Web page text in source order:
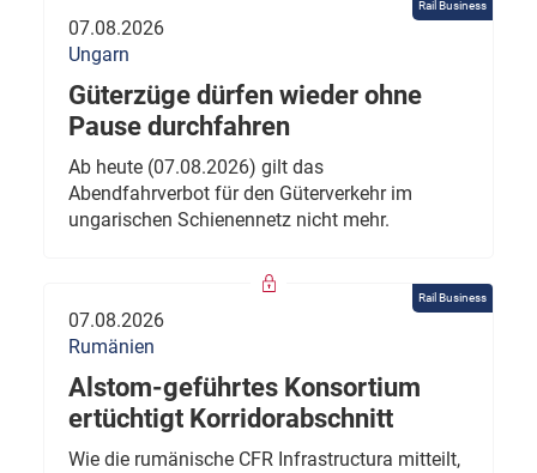
Rail Business
07.08.2026
Ungarn
Güterzüge dürfen wieder ohne
Pause durchfahren
Ab heute (07.08.2026) gilt das
Abendfahrverbot für den Güterverkehr im
ungarischen Schienennetz nicht mehr.
Rail Business
07.08.2026
Rumänien
Alstom-geführtes Konsortium
ertüchtigt Korridorabschnitt
Wie die rumänische CFR Infrastructura mitteilt,